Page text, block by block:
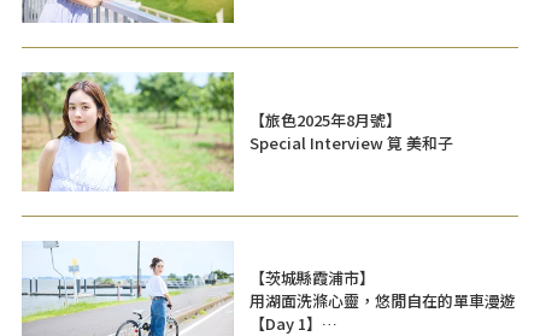
【旅色2025年8月號】
Special Interview 筧 美和子
【茨城縣霞浦市】
用湖面洗滌心靈，悠閒自在的單車漫遊
【Day 1】